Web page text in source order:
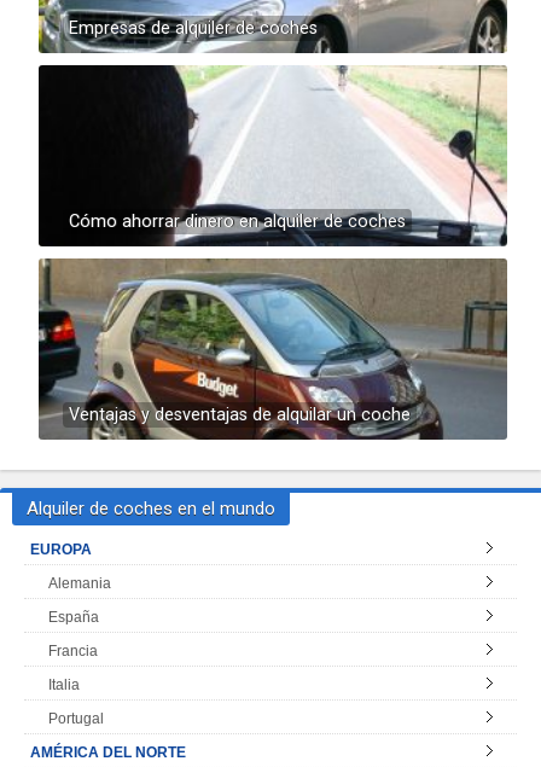
Empresas de alquiler de coches
Cómo ahorrar dinero en alquiler de coches
Ventajas y desventajas de alquilar un coche
Alquiler de coches en el mundo
EUROPA
Alemania
España
Francia
Italia
Portugal
AMÉRICA DEL NORTE